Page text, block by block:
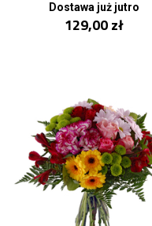
Dostawa już jutro
129,00 zł